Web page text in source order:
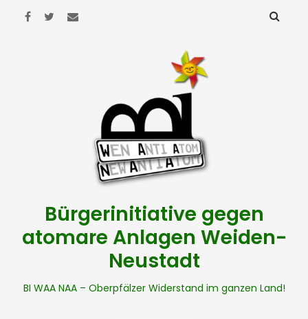
Bürgerinitiative gegen
atomare Anlagen Weiden-
Neustadt
BI WAA NAA – Oberpfälzer Widerstand im ganzen Land!